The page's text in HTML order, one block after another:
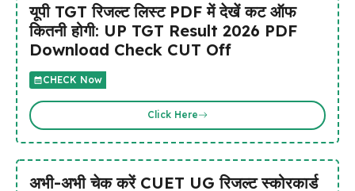
यूपी TGT रिजल्ट लिस्ट PDF में देखें कट ऑफ
कितनी होगी: UP TGT Result 2026 PDF
Download Check CUT Off
CHECK Now
Click Here
अभी-अभी चेक करें CUET UG रिजल्ट स्कोरकार्ड